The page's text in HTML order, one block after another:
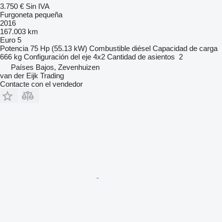
3.750 € Sin IVA
Furgoneta pequeña
2016
167.003 km
Euro 5
Potencia 75 Hp (55.13 kW) Combustible diésel Capacidad de carga
666 kg Configuración del eje 4x2 Cantidad de asientos 2
Países Bajos, Zevenhuizen
van der Eijk Trading
Contacte con el vendedor